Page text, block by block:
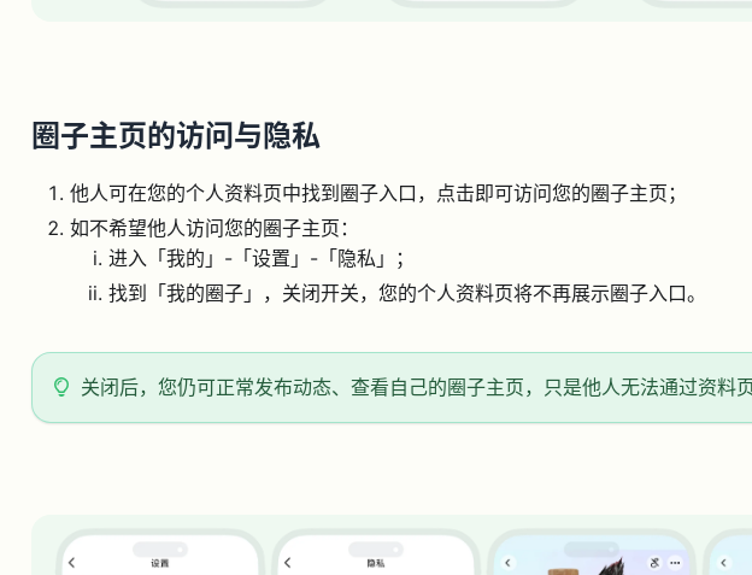
圈子主页的访问与隐私
他人可在您的个人资料页中找到圈子入口，点击即可访问您的圈子主页；
如不希望他人访问您的圈子主页：
进入「我的」-「设置」-「隐私」；
找到「我的圈子」，关闭开关，您的个人资料页将不再展示圈子入口。
关闭后，您仍可正常发布动态、查看自己的圈子主页，只是他人无法通过资料页